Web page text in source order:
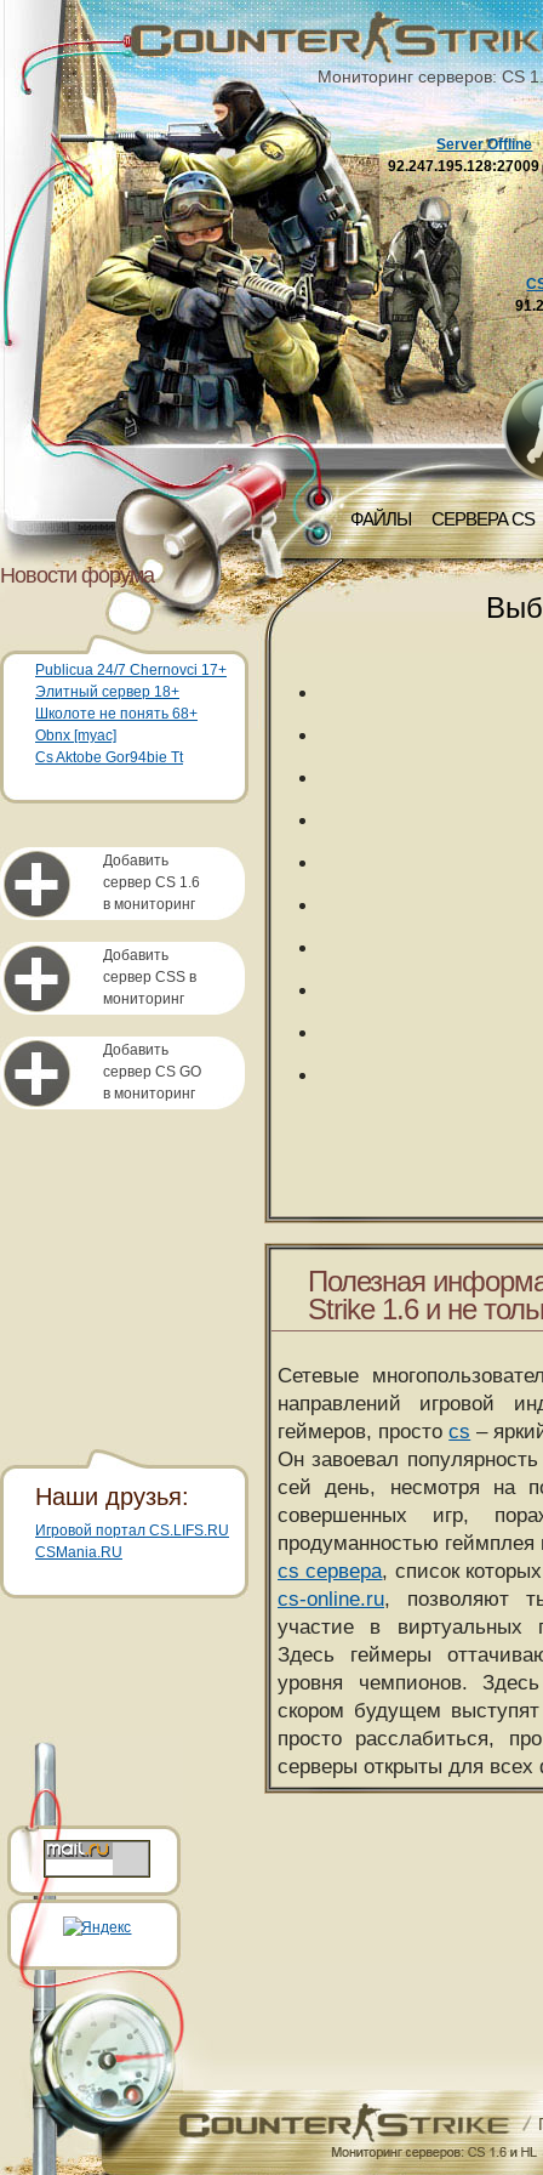
Мониторинг серверов: CS
ФАЙЛЫ СЕРВЕРА CS
Server Offline
92.247.195.128:27009
Новости форума
Publicua 24/7 Chernovci 17+
Элитный сервер 18+
Школоте не понять 68+
Obnx [myac]
Cs Aktobe Gor94bie Tt
Добавить
сервер CS 1.6
в мониторинг
Добавить
сервер CSS в
мониторинг
Добавить
сервер CS GO
в мониторинг
Полезная
Strike 1.6 и не
Сетевые
направлений игровой
геймеров, простоcs –
Он завоевал
сей день, несмотря на
совершенных игр,
продуманностью
cs сервера, список
cs-online.ru, позволяют
участие в виртуальных
Здесь геймеры
уровня чемпионов.
скором будущем
просто расслабиться,
серверы открыты для всех
Наши друзья:
Игровой портал CS.LIFS.RU
CSMania.RU